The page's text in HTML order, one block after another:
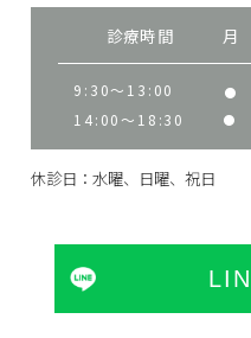
診療時間 月
9:30～13:00 ●
14:00～18:30 ●
休診日：水曜、日曜、祝日